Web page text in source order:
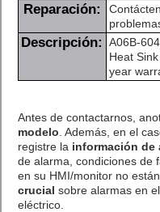
Reparación:
Descripción:
A06B-
Heat
year
Antes de contactarnos,
modelo . Además, en el
registre la información de
de alarma, condiciones de
en su HMI/monitor no
crucial sobre alarmas en
eléctrico.